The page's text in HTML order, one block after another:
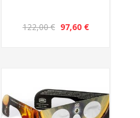
122,00 € 97,60 €